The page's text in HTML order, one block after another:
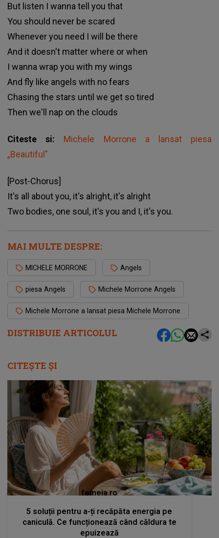
DISTRIBUIE ARTICOLUL
But listen I wanna tell you that
You should never be scared
Whenever you need I will be there
And it doesn't matter where or when
I wanna wrap you with my wings
And fly like angels with no fears
Chasing the stars until we get so tired
Then we'll nap on the clouds
Citeste si: Michele Morrone a lansat piesa
„Beautiful”
[Post-Chorus]
It's all about you, it's alright, it's alright
Two bodies, one soul, it's you and I, it's you.
MAI MULTE DESPRE:
MICHELE MORRONE Angels
piesa Angels Michele Morrone Angels
Michele Morrone a lansat piesa Michele Morrone
CITEȘTE ȘI
femeia.ro
5 soluții pentru a-ți recăpăta energia pe
caniculă. Ce funcționează când căldura te
epuizează